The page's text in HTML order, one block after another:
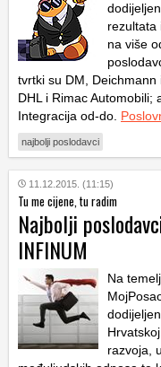
rezultata
na više
tvrtki su DM, Deichmann
DHL i Rimac Automobili;
Integracija od-do.
najbolji poslodavci
11.12.2015. (11:15)
Tu me cijene, tu radim
Najbolji
INFINUM
Na
razvoja,